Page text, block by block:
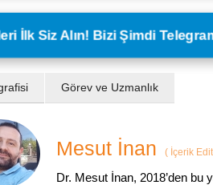
İlk Siz Alın! Bizi Şimdi
Görev ve Uzmanlık
Mesut İnan ( İçerik
Dr. Mesut İnan, 2018’den bu